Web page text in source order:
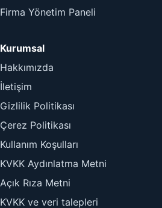
Firma Yönetim Paneli
Kurumsal
Hakkımızda
İletişim
Gizlilik Politikası
Çerez Politikası
Kullanım Koşulları
KVKK Aydınlatma Metni
Açık Rıza Metni
KVKK ve veri talepleri